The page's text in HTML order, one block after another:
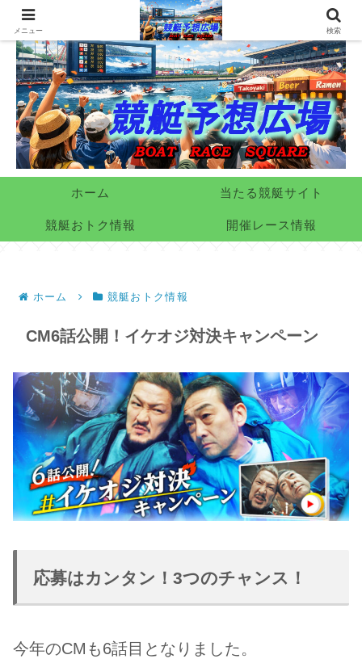
ホーム 当たる競艇サイト
競艇おトク情報 開催レース情報
ホーム 競艇おトク情報
CM6話公開！イケオジ対決キャンペーン
応募はカンタン！3つのチャンス！
今年のCMも6話目となりました。
メニュー 検索